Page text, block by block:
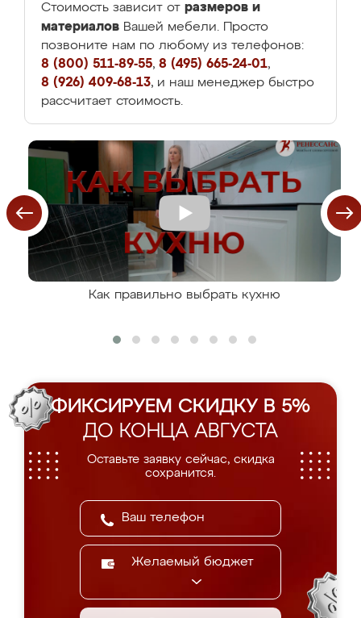
Стоимость зависит от размеров и
материалов Вашей мебели. Просто
позвоните нам по любому из телефонов:
8 (800) 511-89-55, 8 (495) 665-24-01,
8 (926) 409-68-13, и наш менеджер быстро
рассчитает стоимость.
Как правильно выбрать кухню
ФИКСИРУЕМ СКИДКУ В 5%
ДО КОНЦА АВГУСТА
Оставьте заявку сейчас, скидка
сохранится.
Желаемый бюджет